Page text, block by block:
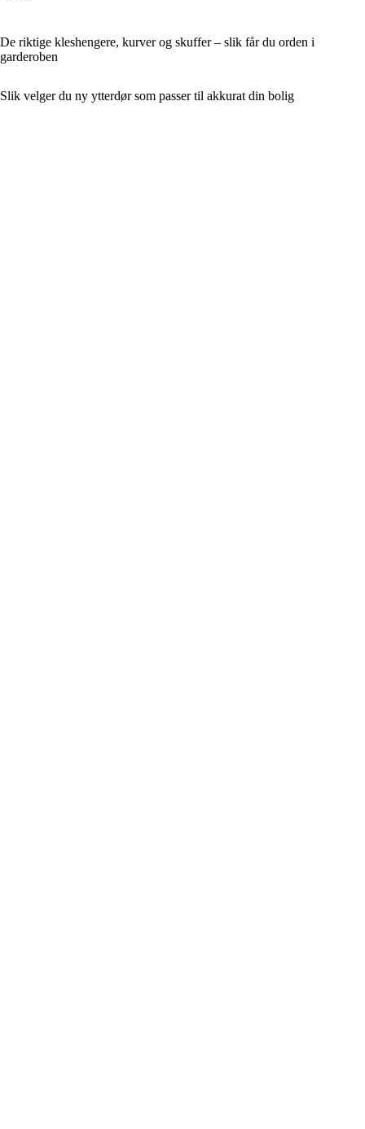
De riktige kleshengere, kurver og skuffer – slik får du orden i
garderoben
Slik velger du ny ytterdør som passer til akkurat din bolig